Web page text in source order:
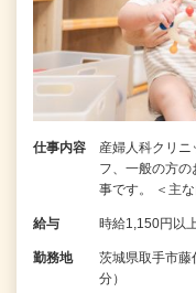
仕事内容
産婦人科クリ
フ、一般の方
事です。 ＜主
給与 時給1,150円以
勤務地
茨城県取手市
分）